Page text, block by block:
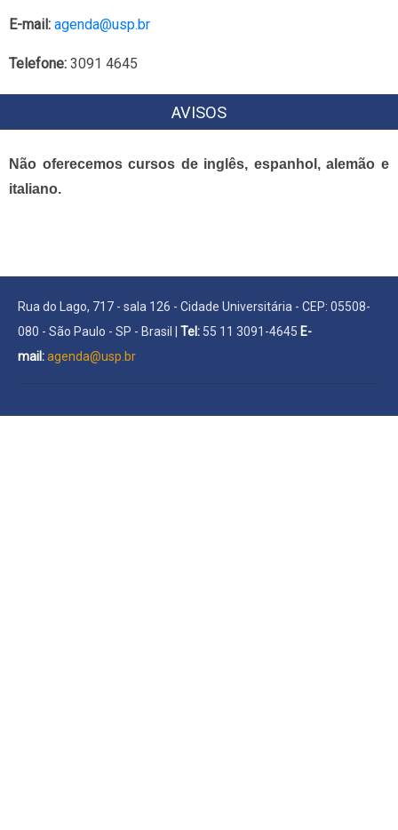
E-mail: agenda@usp.br
Telefone: 3091 4645
AVISOS
Não oferecemos cursos de inglês, espanhol, alemão e
italiano.
Rua do Lago, 717 - sala 126 - Cidade Universitária - CEP: 05508-
080 - São Paulo - SP - Brasil | Tel: 55 11 3091-4645 E-
mail:agenda@usp.br